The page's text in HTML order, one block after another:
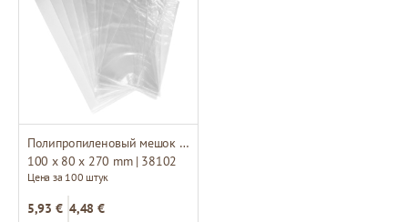
Полипропиленовый мешок с боковой складкой
100 x 80 x 270 mm | 38102
Цена за 100 штук
5,93 € 4,48 €